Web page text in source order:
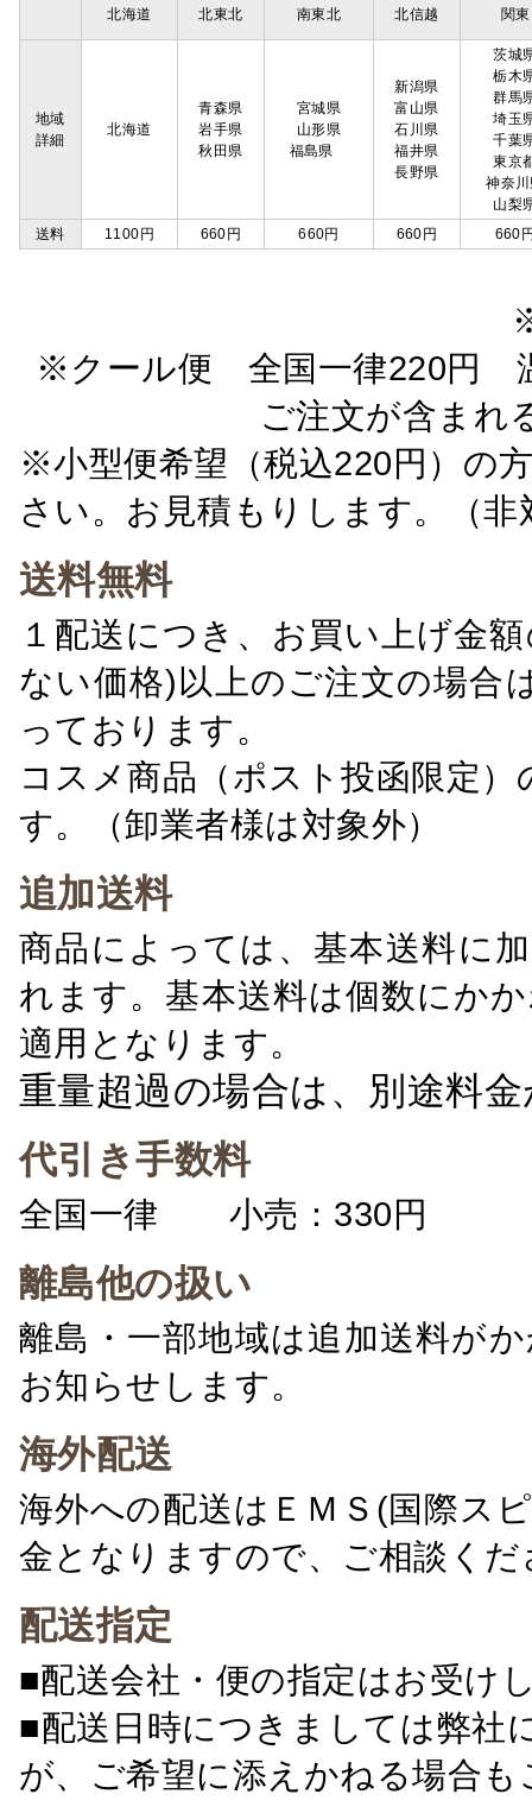
北海道 北東北 南東北 北信越 関東
地域
詳細
北海道
青森県
岩手県
秋田県
宮城県
山形県
福島県
新潟県
富山県
石川県
福井県
長野県
茨城
栃木
群馬
埼玉
千葉
東京
神奈
山梨
送料
1100円 660円 660円 660円 660
※クール便 全国一律220円
ご注文が含ま
※小型便希望（税込220円）の
さい。お見積もりします。（非
送料無料
１配送につき、お買い上げ金
ない価格)以上のご注文の場合
っております。
コスメ商品（ポスト投函限定
す。（卸業者様は対象外）
追加送料
商品によっては、基本送料に
れます。基本送料は個数にか
適用となります。
重量超過の場合は、別途料
代引き手数料
全国一律 小売：330円 卸
離島他の扱い
離島・一部地域は追加送料が
お知らせします。
海外配送
海外への配送はＥＭＳ(国際ス
金となりますので、ご相談くだ
配送指定
■配送会社・便の指定はお受け
■配送日時につきましては弊社
が、ご希望に添えかねる場合